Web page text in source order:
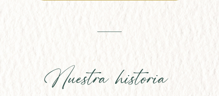
Nuestra historia